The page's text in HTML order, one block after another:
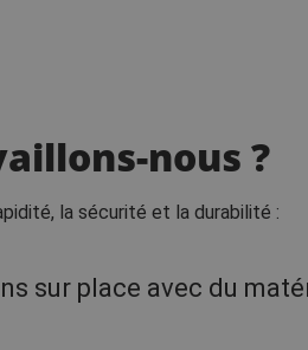
nous ?
la sécurité et la durabilité :
sur place avec du